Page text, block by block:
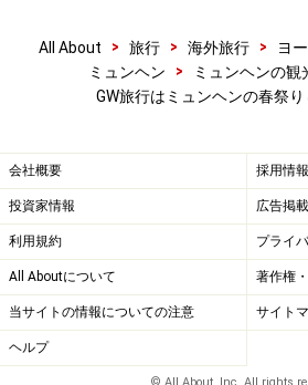
All About > 旅行 > 海外旅行 > ヨ
ミュンヘン
> ミュンヘンの観
GW旅行はミュンヘンの春祭り
会社概要 採用情報
投資家情報 広告掲載
利用規約 プライ
All Aboutについて 著作権
当サイトの情報についての注意 サイト
ヘルプ